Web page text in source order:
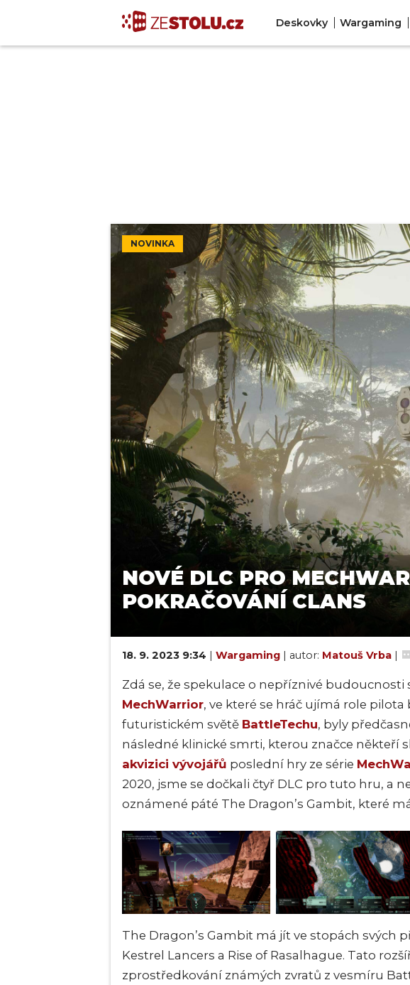
Deskovky Wargaming
NOVINKA
NOVÉ DLC PRO
POKRAČOVÁNÍ CLANS
18. 9. 2023 9:34 | Wargaming | autor: Matouš Vrba |
Zdá se, že spekulace o nepříznivé budoucnosti
MechWarrior, ve které se hráč ujímá role
futuristickém světě BattleTechu, byly
následné klinické smrti, kterou značce někteří
akvizici vývojářů poslední hry ze série
2020, jsme se dočkali čtyř DLC pro tuto hru, a
oznámené páté The Dragon’s Gambit, které
The Dragon’s Gambit má jít ve stopách svých
Kestrel Lancers a Rise of Rasalhague. Tato
zprostředkování známých zvratů z vesmíru